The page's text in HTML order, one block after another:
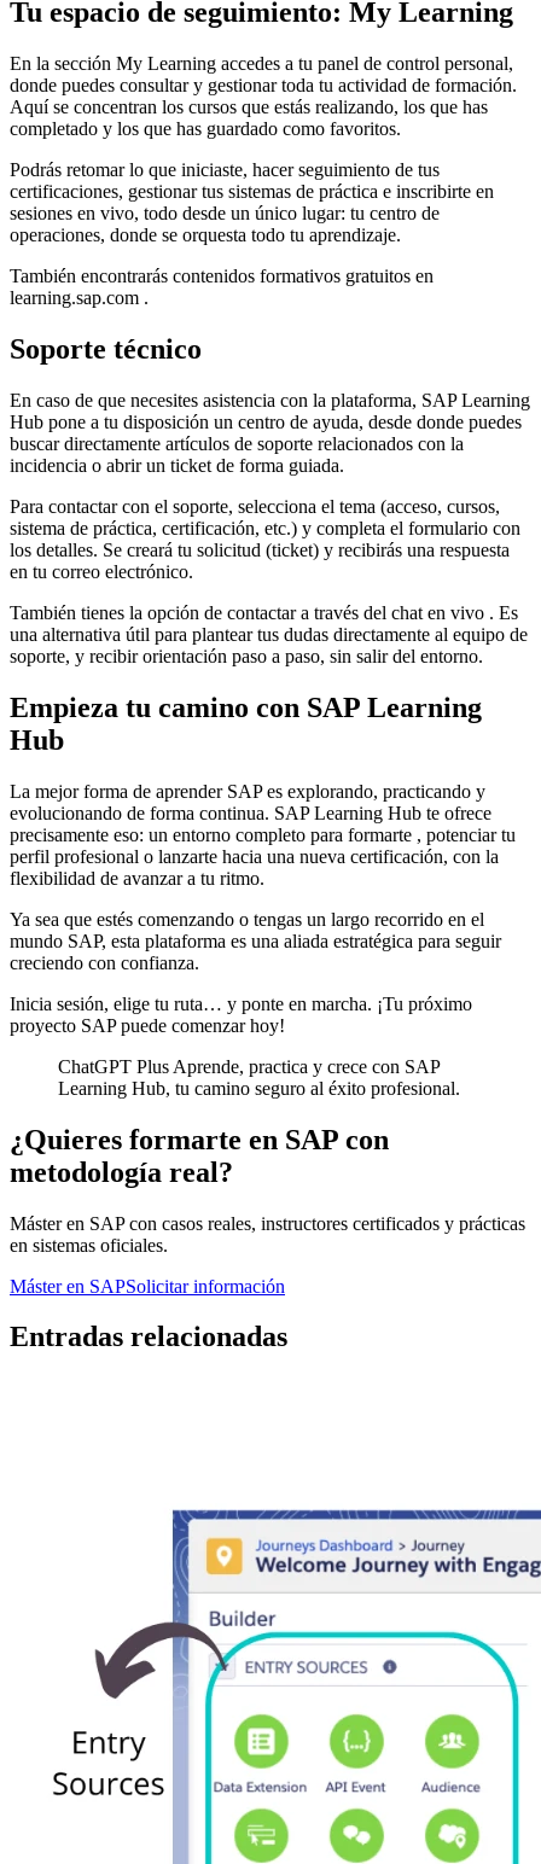
Tu espacio de seguimiento: My Learning
En la sección My Learning accedes a tu panel de control personal,
donde puedes consultar y gestionar toda tu actividad de formación.
Aquí se concentran los cursos que estás realizando, los que has
completado y los que has guardado como favoritos.
Podrás retomar lo que iniciaste, hacer seguimiento de tus
certificaciones, gestionar tus sistemas de práctica e inscribirte en
sesiones en vivo, todo desde un único lugar: tu centro de
operaciones, donde se orquesta todo tu aprendizaje.
También encontrarás contenidos formativos gratuitos en
learning.sap.com .
Soporte técnico
En caso de que necesites asistencia con la plataforma, SAP Learning
Hub pone a tu disposición un centro de ayuda, desde donde puedes
buscar directamente artículos de soporte relacionados con la
incidencia o abrir un ticket de forma guiada.
Para contactar con el soporte, selecciona el tema (acceso, cursos,
sistema de práctica, certificación, etc.) y completa el formulario con
los detalles. Se creará tu solicitud (ticket) y recibirás una respuesta
en tu correo electrónico.
También tienes la opción de contactar a través del chat en vivo . Es
una alternativa útil para plantear tus dudas directamente al equipo de
soporte, y recibir orientación paso a paso, sin salir del entorno.
Empieza tu camino con SAP Learning
Hub
La mejor forma de aprender SAP es explorando, practicando y
evolucionando de forma continua. SAP Learning Hub te ofrece
precisamente eso: un entorno completo para formarte , potenciar tu
perfil profesional o lanzarte hacia una nueva certificación, con la
flexibilidad de avanzar a tu ritmo.
Ya sea que estés comenzando o tengas un largo recorrido en el
mundo SAP, esta plataforma es una aliada estratégica para seguir
creciendo con confianza.
Inicia sesión, elige tu ruta… y ponte en marcha. ¡Tu próximo
proyecto SAP puede comenzar hoy!
ChatGPT Plus Aprende, practica y crece con SAP
Learning Hub, tu camino seguro al éxito profesional.
¿Quieres formarte en SAP con
metodología real?
Máster en SAP con casos reales, instructores certificados y prácticas
en sistemas oficiales.
Máster en SAPSolicitar información
Entradas relacionadas